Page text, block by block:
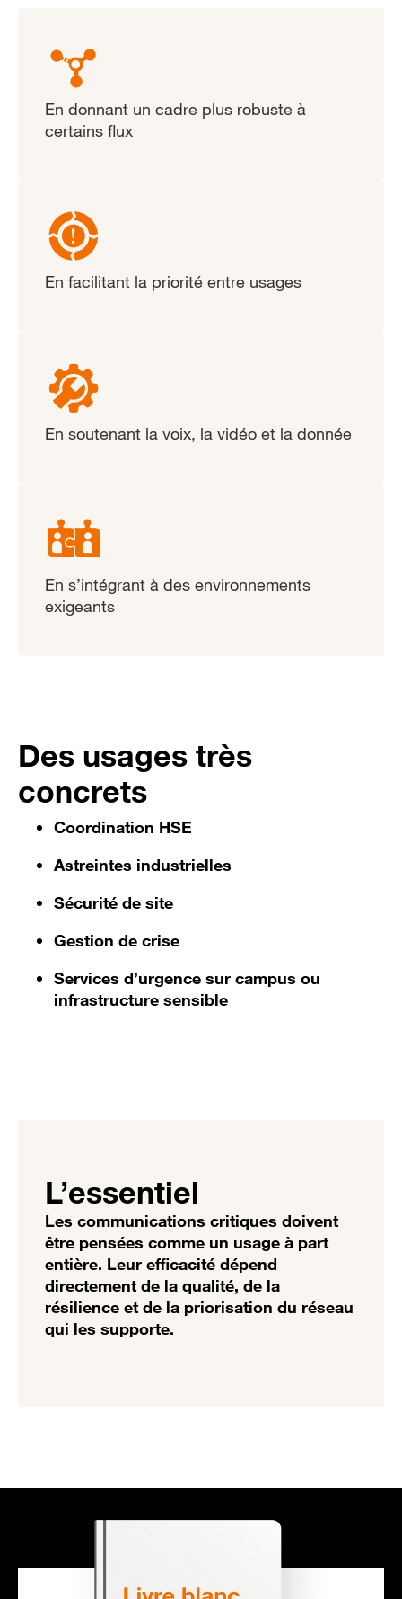
En donnant un cadre plus robuste à
certains flux
En facilitant la priorité entre usages
En soutenant la voix, la vidéo et la donnée
En s’intégrant à des environnements
exigeants
Des usages très
concrets
Coordination HSE
Astreintes industrielles
Sécurité de site
Gestion de crise
Services d’urgence sur campus ou
infrastructure sensible
L’essentiel
Les communications critiques doivent
être pensées comme un usage à part
entière. Leur efficacité dépend
directement de la qualité, de la
résilience et de la priorisation du réseau
qui les supporte.